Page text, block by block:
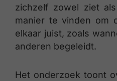
zichzelf zowel ziet
manier te vinden om
elkaar juist, zoals
anderen begeleidt.
Het onderzoek toont